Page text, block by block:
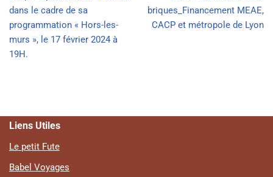
dans le cadre de sa
programmation « Hors-les-
murs », le 17 février 2024 à
19H.
briques_Financement MEAE,
CACP et métropole de Lyon
Liens Utiles
Le petit Fute
Babel Voyages